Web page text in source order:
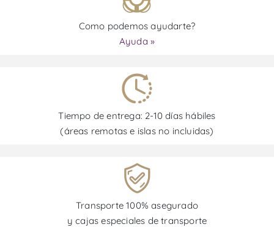
Como podemos ayudarte?
Ayuda »
Tiempo de entrega: 2-10 días hábiles
(áreas remotas e islas no incluidas)
Transporte 100% asegurado
y cajas especiales de transporte